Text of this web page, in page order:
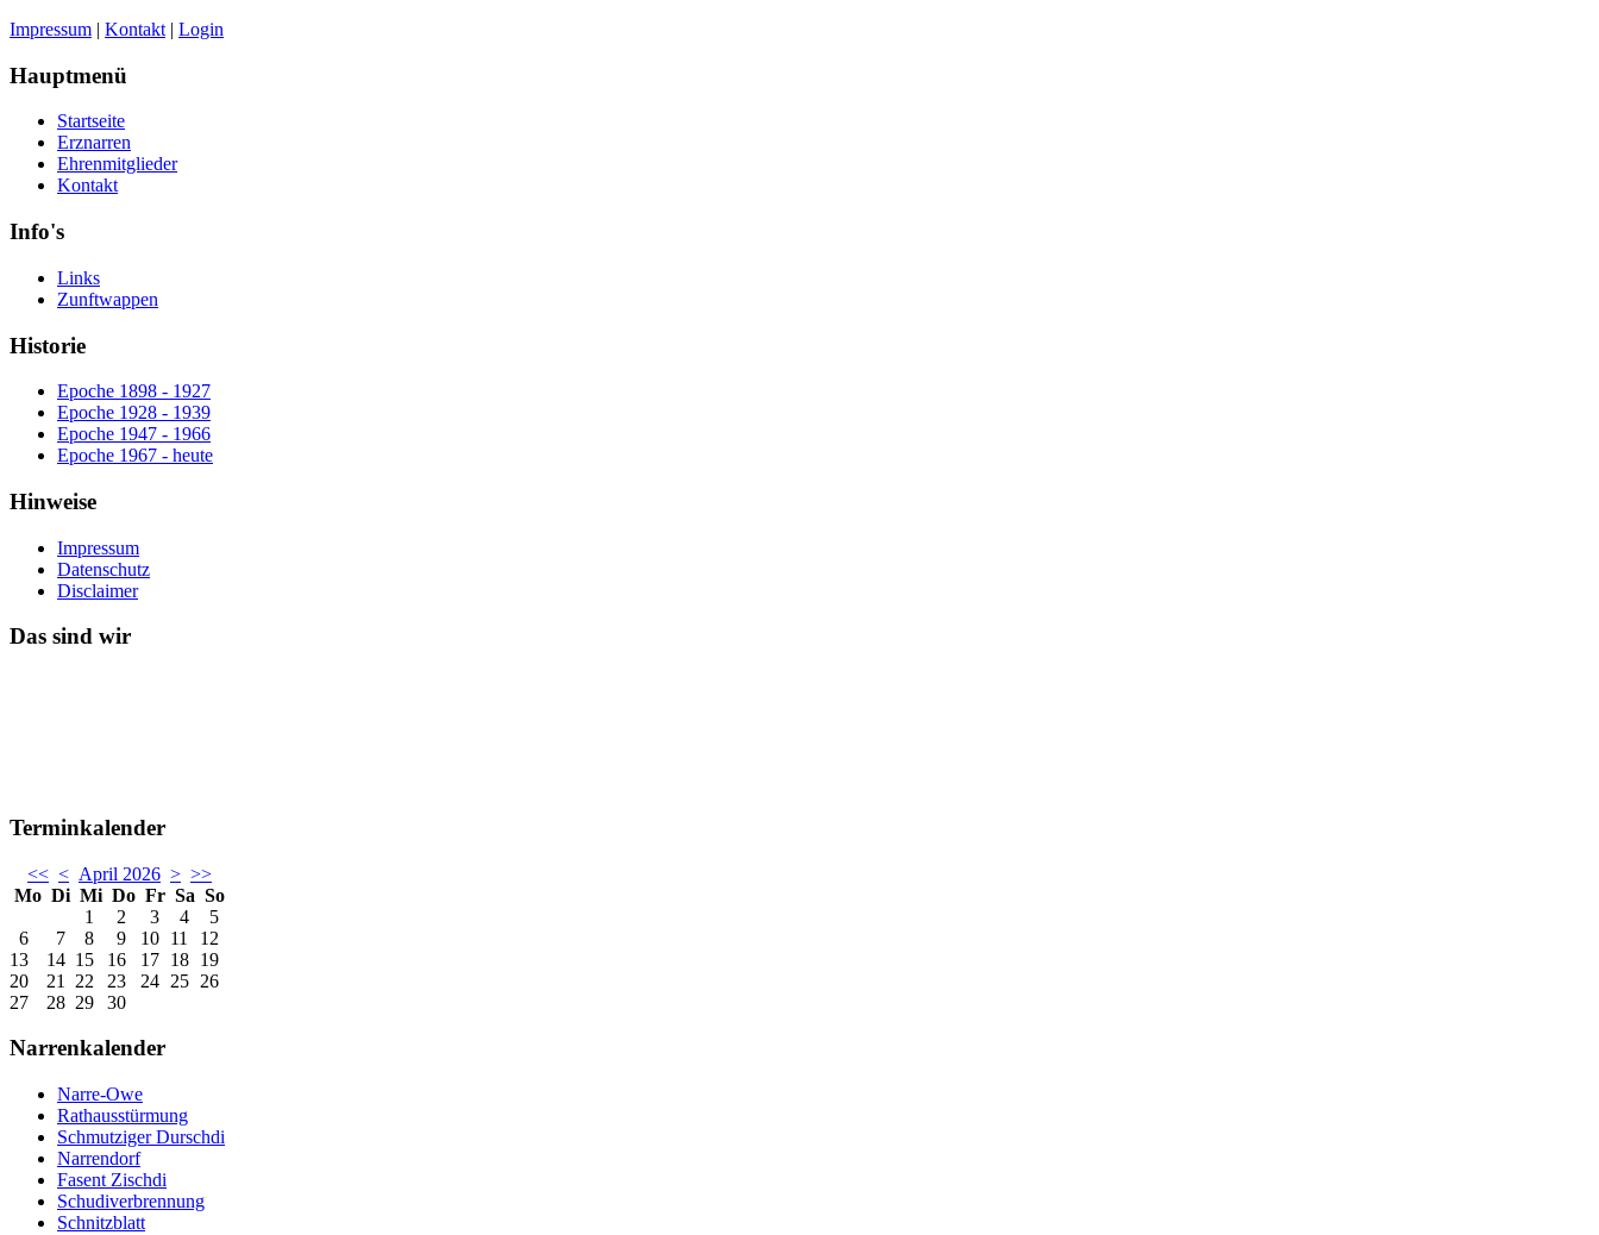
Impressum | Kontakt | Login
Hauptmenü
Startseite
Erznarren
Ehrenmitglieder
Kontakt
Info's
Links
Zunftwappen
Historie
Epoche 1898 - 1927
Epoche 1928 - 1939
Epoche 1947 - 1966
Epoche 1967 - heute
Hinweise
Impressum
Datenschutz
Disclaimer
Das sind wir
Terminkalender
<< < April 2026 > >>
Mo Di Mi Do Fr Sa So
1
2 3 4
5
6
7 8 9 10 11
12
13
14 15 16 17 18 19
20
21 22 23 24 25 26
27
28 29 30
Narrenkalender
Narre-Owe
Rathausstürmung
Schmutziger Durschdi
Narrendorf
Fasent Zischdi
Schudiverbrennung
Schnitzblatt